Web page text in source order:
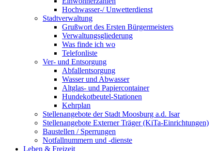
Hochwasser-/ Unwetterdienst
Stadtverwaltung
Grußwort des Ersten Bürgermeisters
Verwaltungsgliederung
Was finde ich wo
Telefonliste
Ver- und Entsorgung
Abfallentsorgung
Wasser und Abwasser
Altglas- und Papiercontainer
Hundekotbeutel-Stationen
Kehrplan
Stellenangebote der Stadt Moosburg a.d. Isar
Stellenangebote Externer Träger (KiTa-Einrichtungen)
Baustellen / Sperrungen
Notfallnummern und -dienste
Leben & Freizeit